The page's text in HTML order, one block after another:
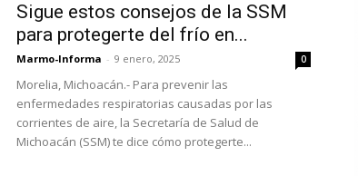
Sigue estos consejos de la SSM
para protegerte del frío en...
Marmo-Informa - 9 enero, 2025 0
Morelia, Michoacán.- Para prevenir las
enfermedades respiratorias causadas por las
corrientes de aire, la Secretaría de Salud de
Michoacán (SSM) te dice cómo protegerte...